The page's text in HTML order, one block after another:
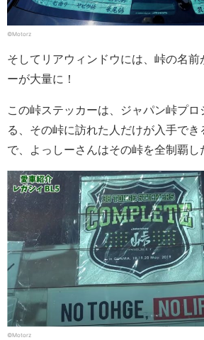
©Motorz
そしてリアウィンドウには、峠の名前
ーが大量に！
この峠ステッカーは、ジャパン峠プ
る、その峠に訪れた人だけが入手で
で、よっしーさんはその峠を全制覇し
©Motorz